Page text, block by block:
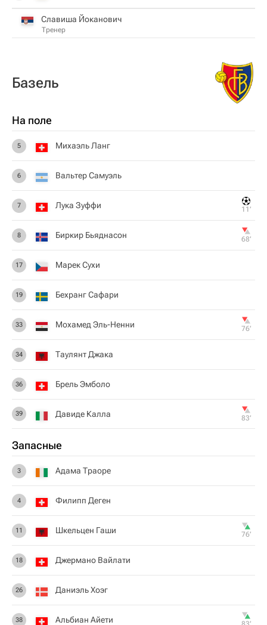
Славиша Йоканович
Тренер
Базель
На поле
5 Михаэль Ланг
6 Вальтер Самуэль
7 Лука Зуффи 11‎’‎
8 Биркир Бьяднасон 68‎’‎
17 Марек Сухи
19 Бехранг Сафари
33 Мохамед Эль-Ненни 76‎’‎
34 Таулянт Джака
36 Брель Эмболо
39 Давиде Калла 83‎’‎
Запасные
3 Адама Траоре
4 Филипп Деген
11 Шкельцен Гаши 76‎’‎
18 Джермано Вайлати
26 Даниэль Хоэг
38 Альбиан Айети